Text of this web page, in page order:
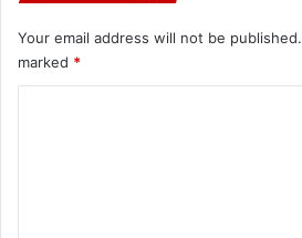
Your email address will not be published.
marked *